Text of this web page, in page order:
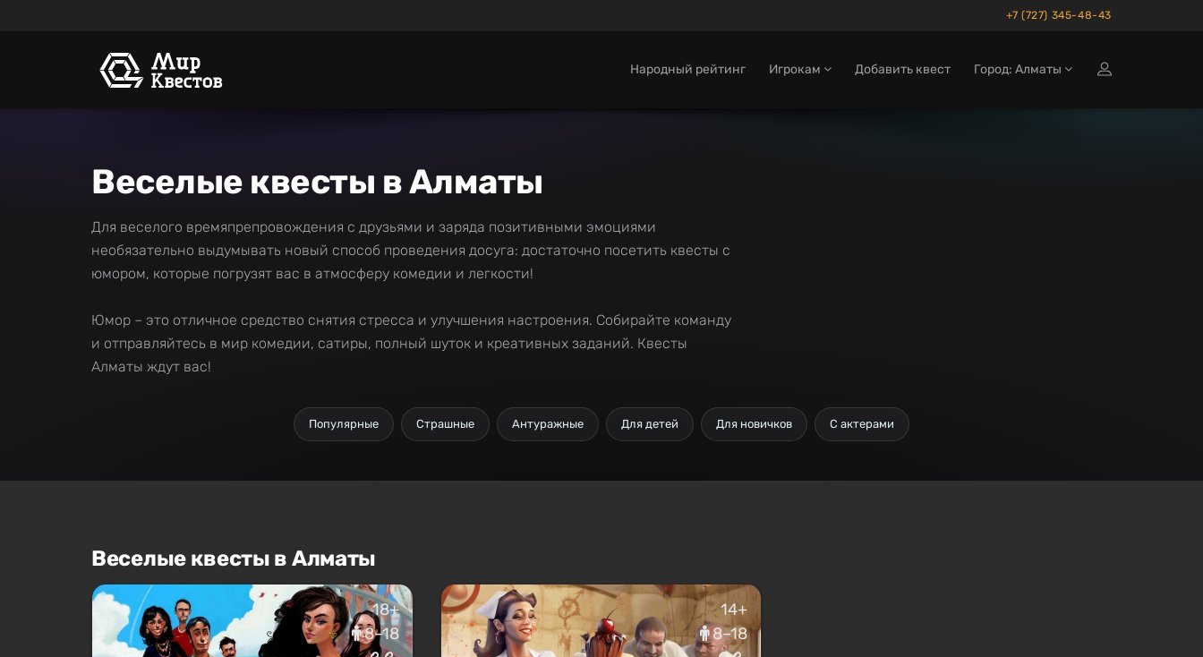
+7 (727) 345-48-43
Народный рейтинг Игрокам Добавить квест Город: Алматы
Веселые квесты в Алматы
Для веселого времяпрепровождения с друзьями и заряда позитивными эмоциями
необязательно выдумывать новый способ проведения досуга: достаточно посетить квесты с
юмором, которые погрузят вас в атмосферу комедии и легкости!
Юмор – это отличное средство снятия стресса и улучшения настроения. Собирайте команду
и отправляйтесь в мир комедии, сатиры, полный шуток и креативных заданий. Квесты
Алматы ждут вас!
Популярные Страшные Антуражные Для детей Для новичков С актерами
Веселые квесты в Алматы
18+
8–18
14+
8–18